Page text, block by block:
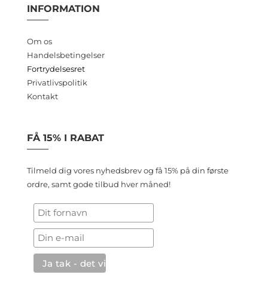
INFORMATION
Om os
Handelsbetingelser
Fortrydelsesret
Privatlivspolitik
Kontakt
FÅ 15% I RABAT
Tilmeld dig vores nyhedsbrev og få 15% på din første
ordre, samt gode tilbud hver måned!